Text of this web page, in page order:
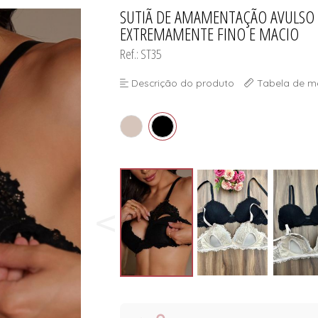
TODOS DE MODA
TODOS DE
TODOS DE
TODOS DE
SUTIÃ DE AMAMENTAÇÃO
EXTREMAMENTE FINO E MACIO
Ref.: ST35
Descrição do produto Tabela de